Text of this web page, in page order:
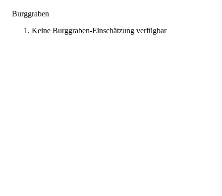
Burggraben
Keine Burggraben-Einschätzung verfügbar